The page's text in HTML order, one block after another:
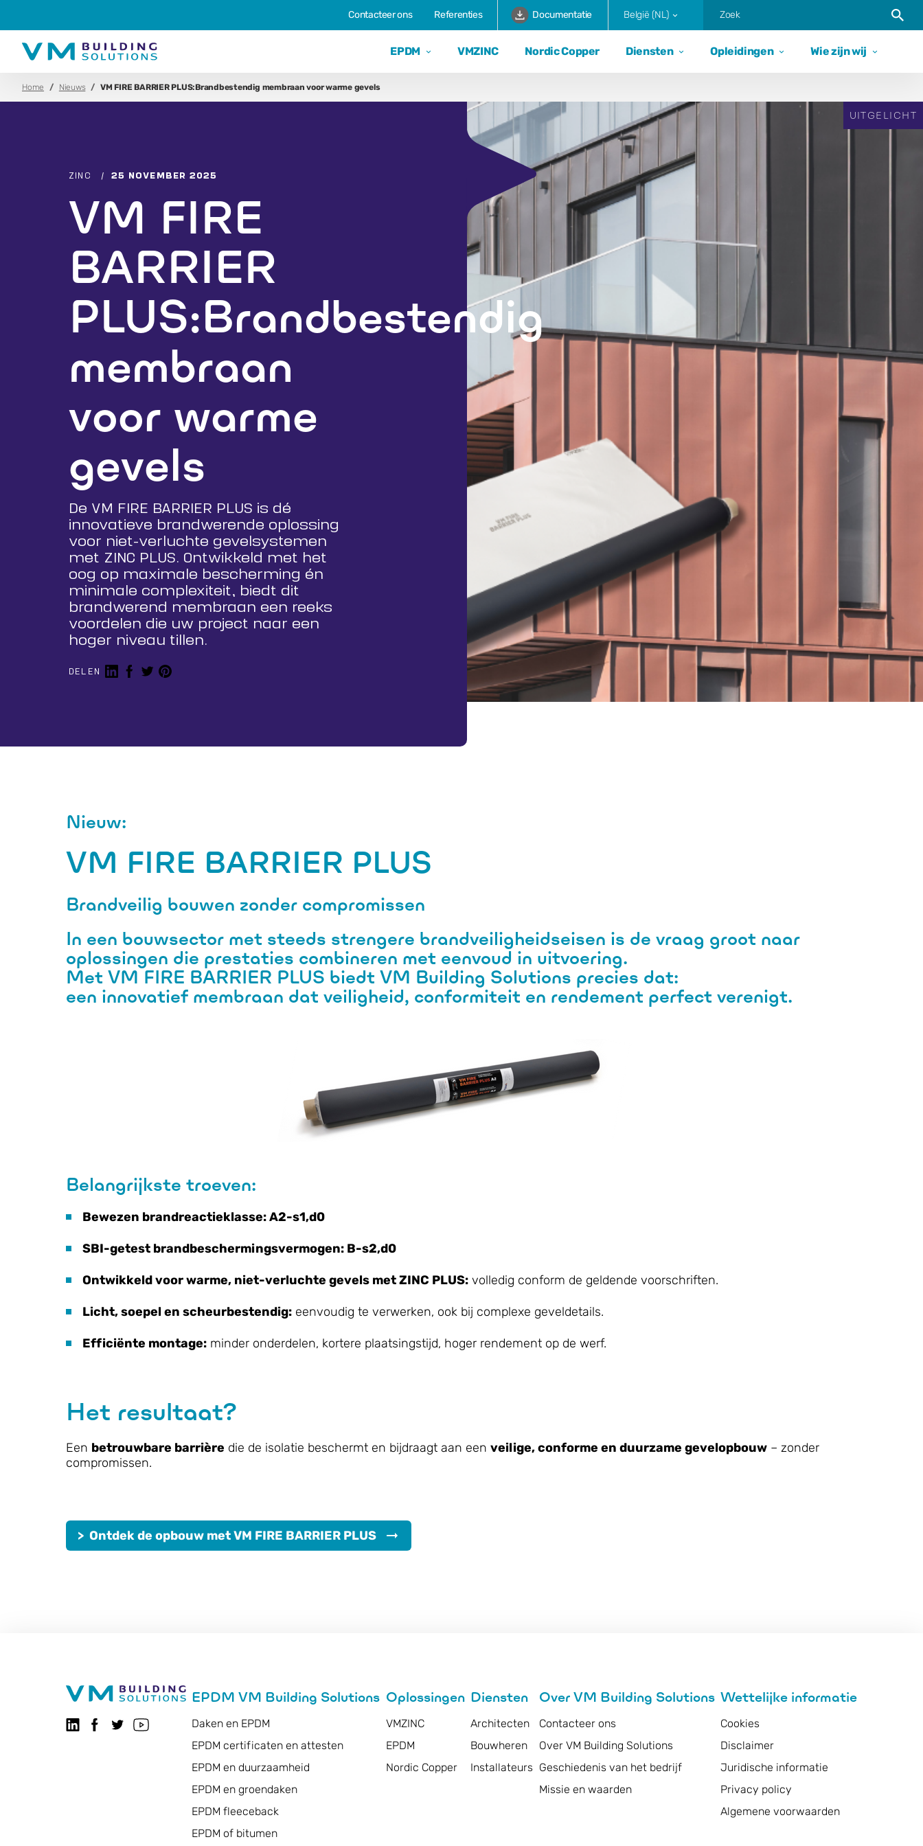
EPDM VMZINC Nordic Copper Diensten Opleidingen Wie zijn wij
Contacteer ons Referenties Documentatie België (NL) Trigger
Home Nieuws VM FIRE BARRIER PLUS:Brandbestendig membraan voor warme gevels
ZINC / 25 NOVEMBER 2025
VM FIRE
BARRIER
PLUS:Brandbestendig
membraan
voor warme
gevels
De VM FIRE BARRIER PLUS is dé
innovatieve brandwerende oplossing
voor niet-verluchte gevelsystemen
met ZINC PLUS. Ontwikkeld met het
oog op maximale bescherming én
minimale complexiteit, biedt dit
brandwerend membraan een reeks
voordelen die uw project naar een
hoger niveau tillen.
DELEN Deel op LinkedIn
Deel op Facebook
Share on Twitter
Share on Pinterest
UITGELICHT
Nieuw:
VM FIRE BARRIER PLUS
Brandveilig bouwen zonder compromissen
In een bouwsector met steeds strengere brandveiligheidseisen is de vraag groot naar
oplossingen die prestaties combineren met eenvoud in uitvoering.
Met VM FIRE BARRIER PLUS biedt VM Building Solutions precies dat:
een innovatief membraan dat veiligheid, conformiteit en rendement perfect verenigt.
Belangrijkste troeven:
Bewezen brandreactieklasse: A2-s1,d0
SBI-getest brandbeschermingsvermogen: B-s2,d0
Ontwikkeld voor warme, niet-verluchte gevels met ZINC PLUS: volledig conform de geldende voorschriften.
Licht, soepel en scheurbestendig: eenvoudig te verwerken, ook bij complexe geveldetails.
Efficiënte montage: minder onderdelen, kortere plaatsingstijd, hoger rendement op de werf.
Het resultaat?
Een betrouwbare barrière die de isolatie beschermt en bijdraagt aan een veilige, conforme en duurzame gevelopbouw – zonder
compromissen.
> Ontdek de opbouw met VM FIRE BARRIER PLUS
Volg ons op LinkedIn
Volg ons op Facebook
VMBSO.general.social.twitter.follow
Bezoek ons YouTube-kanaal
EPDM VM Building Solutions
Daken en EPDM
EPDM certificaten en attesten
EPDM en duurzaamheid
EPDM en groendaken
EPDM fleeceback
EPDM of bitumen
Oplossingen
VMZINC
EPDM
Nordic Copper
Diensten
Architecten
Bouwheren
Installateurs
Over VM Building Solutions
Contacteer ons
Over VM Building Solutions
Geschiedenis van het bedrijf
Missie en waarden
Wettelijke informatie
Cookies
Disclaimer
Juridische informatie
Privacy policy
Algemene voorwaarden